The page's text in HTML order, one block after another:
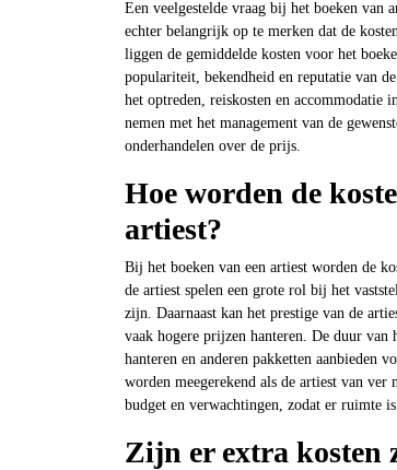
Een veelgestelde vraag bij het boeken van
echter belangrijk op te merken dat de
liggen de gemiddelde kosten voor het
populariteit, bekendheid en reputatie van
het optreden, reiskosten en
nemen met het management van de
onderhandelen over de prijs.
Hoe worden de
artiest?
Bij het boeken van een artiest worden de
de artiest spelen een grote rol bij het
zijn. Daarnaast kan het prestige van de
vaak hogere prijzen hanteren. De duur
hanteren en anderen pakketten aanbieden
worden meegerekend als de artiest van
budget en verwachtingen, zodat er ruimte
Zijn er extra kosten